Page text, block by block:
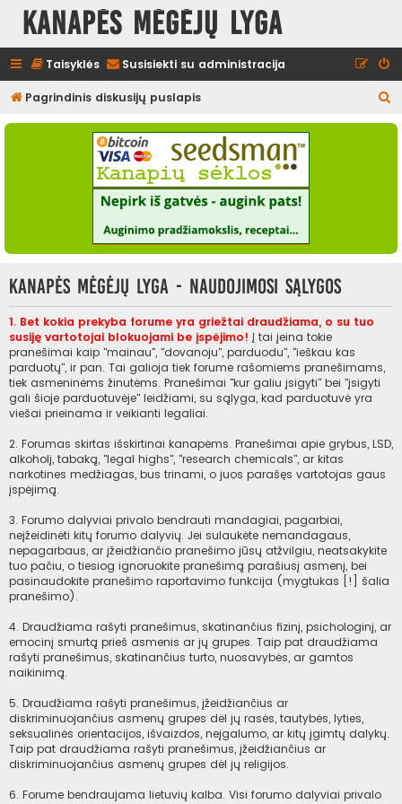
Kanapės mėgėjų lyga
Taisyklės Susisiekti su administracija
Pagrindinis diskusijų puslapis
e
Kanapės mėgėjų lyga - Naudojimosi sąlygos
1. Bet kokia prekyba forume yra griežtai draudžiama, o su tuo
susiję vartotojai blokuojami be įspėjimo! Į tai įeina tokie
pranešimai kaip "mainau", "dovanoju", parduodu", "ieškau kas
parduotų", ir pan. Tai galioja tiek forume rašomiems pranešimams,
tiek asmeninėms žinutėms. Pranešimai "kur galiu įsigyti" bei "įsigyti
gali šioje parduotuvėje" leidžiami, su sąlyga, kad parduotuvė yra
viešai prieinama ir veikianti legaliai.
2. Forumas skirtas išskirtinai kanapėms. Pranešimai apie grybus, LSD,
alkoholį, tabaką, "legal highs", "research chemicals", ar kitas
narkotines medžiagas, bus trinami, o juos parašęs vartotojas gaus
įspėjimą.
3. Forumo dalyviai privalo bendrauti mandagiai, pagarbiai,
neįžeidinėti kitų forumo dalyvių. Jei sulaukėte nemandagaus,
nepagarbaus, ar įžeidžiančio pranešimo jūsų atžvilgiu, neatsakykite
tuo pačiu, o tiesiog ignoruokite pranešimą parašiusį asmenį, bei
pasinaudokite pranešimo raportavimo funkcija (mygtukas [!] šalia
pranešimo).
4. Draudžiama rašyti pranešimus, skatinančius fizinį, psichologinį, ar
emocinį smurtą prieš asmenis ar jų grupes. Taip pat draudžiama
rašyti pranešimus, skatinančius turto, nuosavybės, ar gamtos
naikinimą.
5. Draudžiama rašyti pranešimus, įžeidžiančius ar
diskriminuojančius asmenų grupes dėl jų rasės, tautybės, lyties,
seksualinės orientacijos, išvaizdos, neįgalumo, ar kitų įgimtų dalykų.
Taip pat draudžiama rašyti pranešimus, įžeidžiančius ar
diskriminuojančius asmenų grupes dėl jų religijos.
6. Forume bendraujama lietuvių kalba. Visi forumo dalyviai privalo